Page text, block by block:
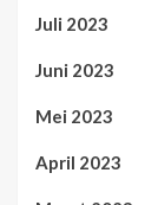
Juli 2023
Juni 2023
Mei 2023
April 2023